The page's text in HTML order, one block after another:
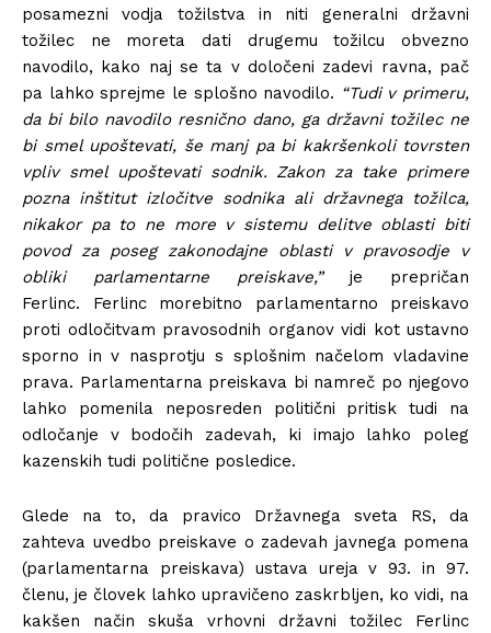
posamezni vodja tožilstva in niti generalni državni
tožilec ne moreta dati drugemu tožilcu obvezno
navodilo, kako naj se ta v določeni zadevi ravna, pač
pa lahko sprejme le splošno navodilo. “Tudi v primeru,
da bi bilo navodilo resnično dano, ga državni tožilec ne
bi smel upoštevati, še manj pa bi kakršenkoli tovrsten
vpliv smel upoštevati sodnik. Zakon za take primere
pozna inštitut izločitve sodnika ali državnega tožilca,
nikakor pa to ne more v sistemu delitve oblasti biti
povod za poseg zakonodajne oblasti v pravosodje v
obliki parlamentarne preiskave,”je prepričan
Ferlinc. Ferlinc morebitno parlamentarno preiskavo
proti odločitvam pravosodnih organov vidi kot ustavno
sporno in v nasprotju s splošnim načelom vladavine
prava. Parlamentarna preiskava bi namreč po njegovo
lahko pomenila neposreden politični pritisk tudi na
odločanje v bodočih zadevah, ki imajo lahko poleg
kazenskih tudi politične posledice.
Glede na to, da pravico Državnega sveta RS, da
zahteva uvedbo preiskave o zadevah javnega pomena
(parlamentarna preiskava) ustava ureja v 93. in 97.
členu, je človek lahko upravičeno zaskrbljen, ko vidi, na
kakšen način skuša vrhovni državni tožilec Ferlinc